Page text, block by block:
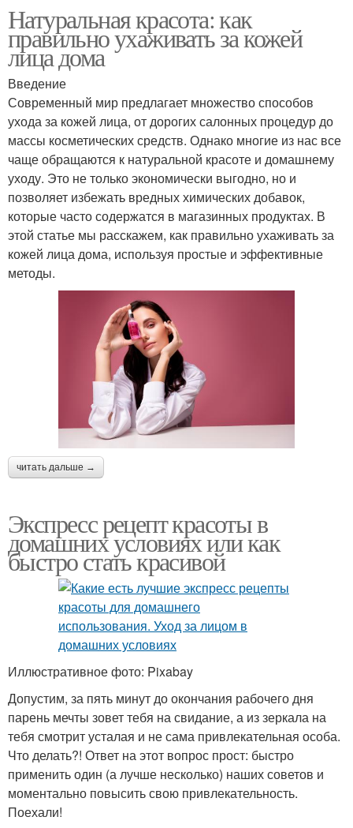
Натуральная красота: как
правильно ухаживать за кожей
лица дома
Введение
Современный мир предлагает множество способов
ухода за кожей лица, от дорогих салонных процедур до
массы косметических средств. Однако многие из нас все
чаще обращаются к натуральной красоте и домашнему
уходу. Это не только экономически выгодно, но и
позволяет избежать вредных химических добавок,
которые часто содержатся в магазинных продуктах. В
этой статье мы расскажем, как правильно ухаживать за
кожей лица дома, используя простые и эффективные
методы.
читать дальше →
Экспресс рецепт красоты в
домашних условиях или как
быстро стать красивой
Иллюстративное фото: Pixabay
Допустим, за пять минут до окончания рабочего дня
парень мечты зовет тебя на свидание, а из зеркала на
тебя смотрит усталая и не сама привлекательная особа.
Что делать?! Ответ на этот вопрос прост: быстро
применить один (а лучше несколько) наших советов и
моментально повысить свою привлекательность.
Поехали!